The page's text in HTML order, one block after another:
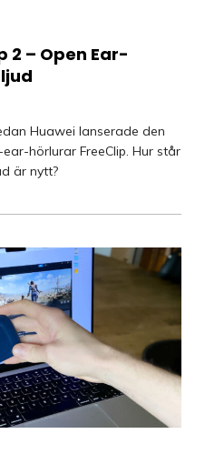
2 – Open Ear-
Huawei lanserade den
hörlurar FreeClip. Hur står
är nytt?